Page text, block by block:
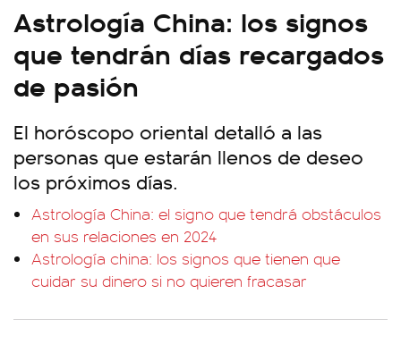
Astrología China: los signos
que tendrán días recargados
de pasión
El horóscopo oriental detalló a las
personas que estarán llenos de deseo
los próximos días.
Astrología China: el signo que tendrá obstáculos
en sus relaciones en 2024
Astrología china: los signos que tienen que
cuidar su dinero si no quieren fracasar